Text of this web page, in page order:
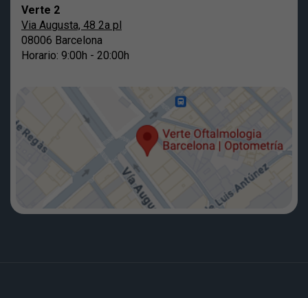
Verte 2
Via Augusta, 48 2a pl
08006 Barcelona
Horario: 9:00h - 20:00h